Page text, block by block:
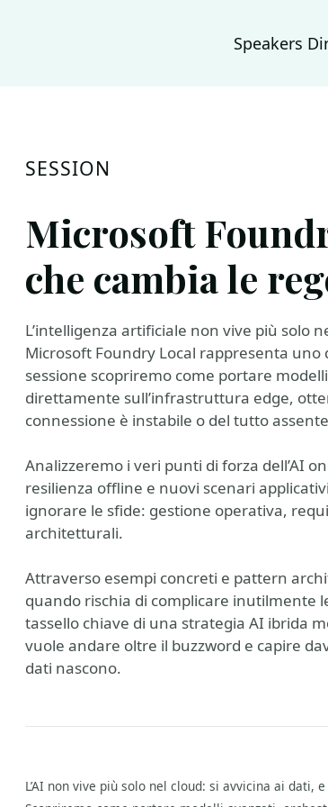
Speakers
SESSION
Microsoft
che cambia le
L’intelligenza artificiale non vive più solo
Microsoft Foundry Local rappresenta
sessione scopriremo come portare
direttamente sull’infrastruttura edge,
connessione è instabile o del tutto
Analizzeremo i veri punti di forza dell’AI
resilienza offline e nuovi scenari
ignorare le sfide: gestione operativa,
architetturali.
Attraverso esempi concreti e pattern
quando rischia di complicare inutilmente
tassello chiave di una strategia AI ibrida
vuole andare oltre il buzzword e capire
dati nascono.
L’AI non vive più solo nel cloud: si avvicina ai dati,